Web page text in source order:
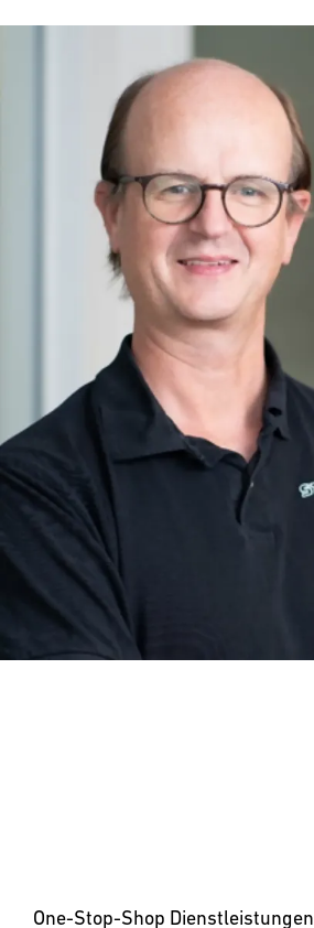
One-Stop-Shop Dienstleistungen